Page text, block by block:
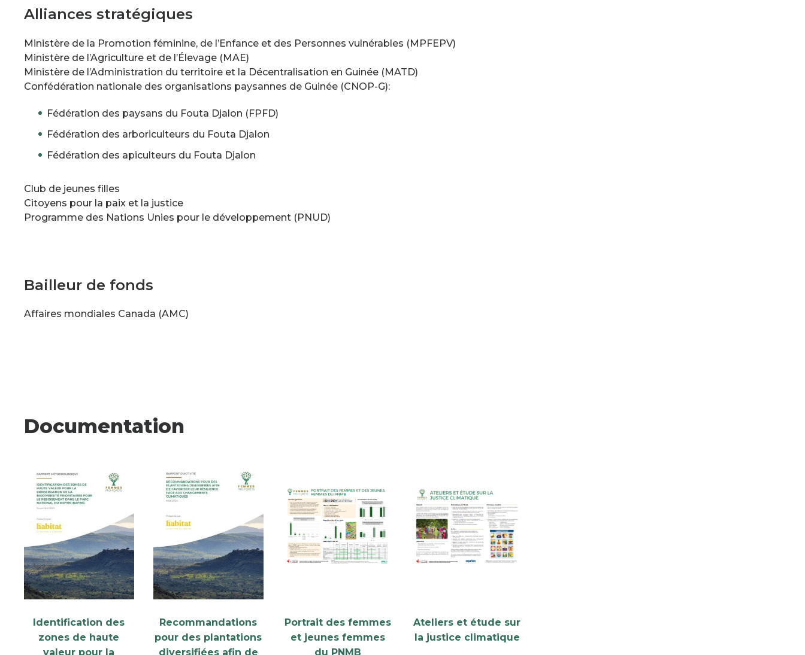
Alliances stratégiques
Ministère de la Promotion féminine, de l’Enfance et des Personnes vulnérables (MPFEPV)
Ministère de l’Agriculture et de l’Élevage (MAE)
Ministère de l’Administration du territoire et la Décentralisation en Guinée (MATD)
Confédération nationale des organisations paysannes de Guinée (CNOP-G):
Fédération des paysans du Fouta Djalon (FPFD)
Fédération des arboriculteurs du Fouta Djalon
Fédération des apiculteurs du Fouta Djalon
Club de jeunes filles
Citoyens pour la paix et la justice
Programme des Nations Unies pour le développement (PNUD)
Bailleur de fonds
Affaires mondiales Canada (AMC)
Documentation
Identification des
zones de haute
valeur pour la
Recommandations
pour des plantations
diversifiées afin de
Portrait des femmes
et jeunes femmes
du PNMB
Ateliers et étude sur
la justice climatique